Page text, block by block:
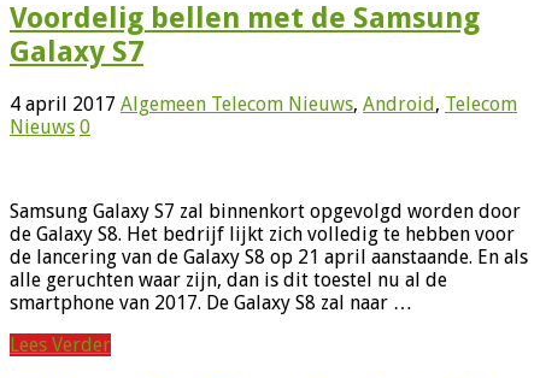
Voordelig bellen met de Samsung
Galaxy S7
4 april 2017 Algemeen Telecom Nieuws, Android, Telecom
Nieuws 0
Samsung Galaxy S7 zal binnenkort opgevolgd worden door
de Galaxy S8. Het bedrijf lijkt zich volledig te hebben voor
de lancering van de Galaxy S8 op 21 april aanstaande. En als
alle geruchten waar zijn, dan is dit toestel nu al de
smartphone van 2017. De Galaxy S8 zal naar …
Lees Verder